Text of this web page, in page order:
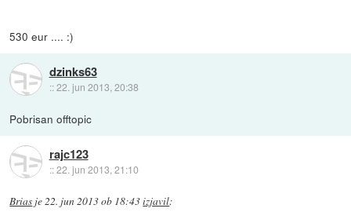
530 eur .... :)
dzinks63
::22. jun 2013, 20:38
Pobrisan offtopic
rajc123
::22. jun 2013, 21:10
Brias je 22. jun 2013 ob 18:43izjavil: